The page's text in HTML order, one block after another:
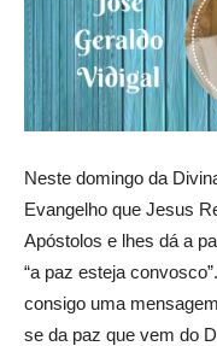
Neste domingo da
Evangelho que Jesus
Apóstolos e lhes dá a
“a paz esteja
consigo uma
se da paz que vem do